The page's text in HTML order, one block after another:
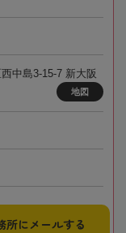
中島3-15-7 新大阪
地図
所にメールする